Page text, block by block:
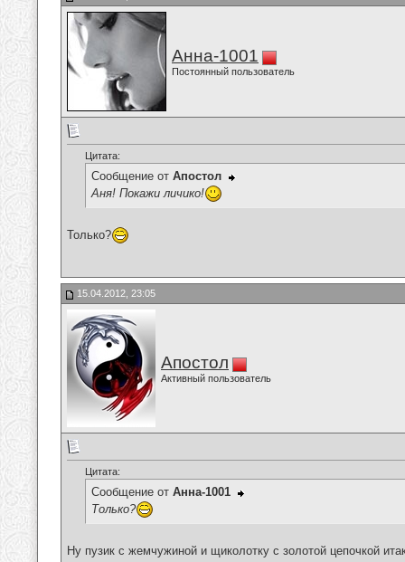
Анна-1001
Постоянный пользователь
Цитата:
Сообщение от Апостол
Аня! Покажи личико!
Только?
15.04.2012, 23:05
Апостол
Активный пользователь
Цитата:
Сообщение от Анна-1001
Только?
Ну пузик с жемчужиной и щиколотку с золотой цепочкой